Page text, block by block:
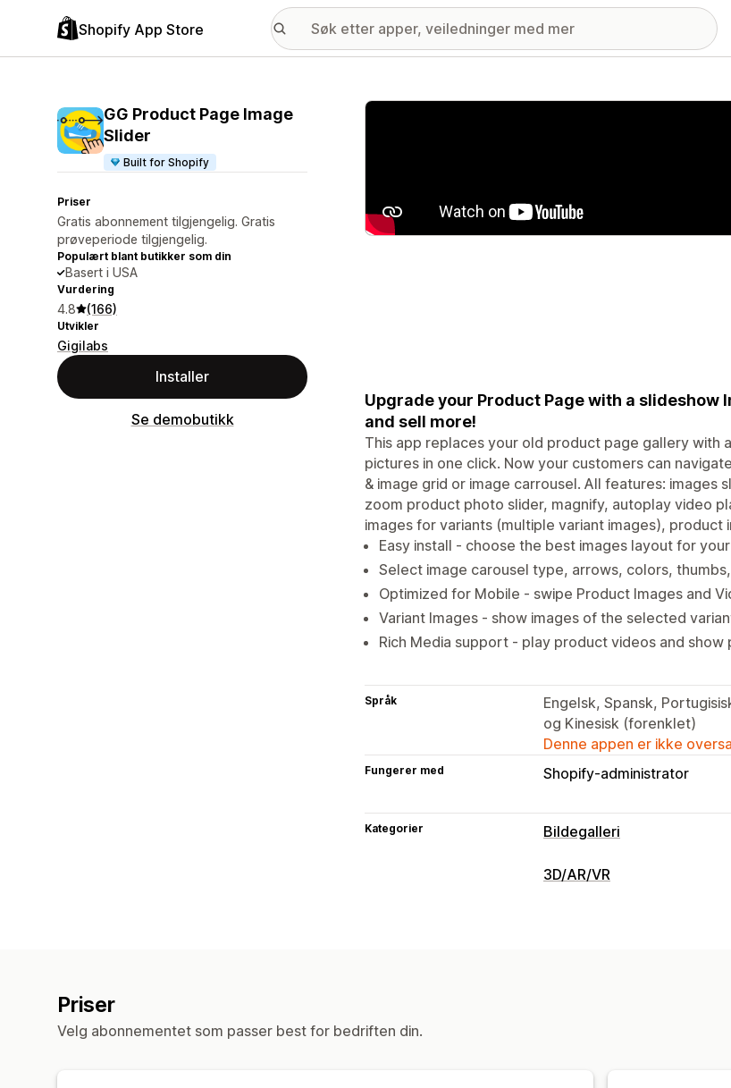
Shopify App Store
GG Product Page Image
Slider
Built for Shopify
Priser
Gratis abonnement tilgjengelig. Gratis
prøveperiode tilgjengelig.
Populært blant butikker som din
Basert i USA
Vurdering
4.8 (166)
Utvikler
Gigilabs
Installer
Se demobutikk
Galleri med fremhevede bilder
Upgrade your Product Page with a slideshow
and sell more!
This app replaces your old product page gallery with
pictures in one click. Now your customers can
& image grid or image carrousel. All features: images
zoom product photo slider, magnify, autoplay video
images for variants (multiple variant images), product
Easy install - choose the best images layout for
Select image carousel type, arrows, colors,
Optimized for Mobile - swipe Product Images and
Variant Images - show images of the selected
Rich Media support - play product videos and show
Språk
Engelsk, Spansk,
og Kinesisk (forenklet)
Denne appen er ikke
Fungerer med Shopify-administrator
Kategorier Bildegalleri
Gallerityper
3D/AR/VR
Priser
Velg abonnementet som passer best for bedriften din.